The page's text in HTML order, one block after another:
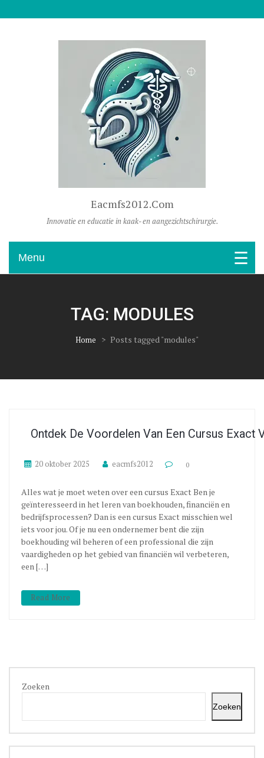
Eacmfs2012.com
Innovatie en educatie in kaak- en aangezichtschirurgie.
Menu
TAG: MODULES
Home > Posts tagged "modules"
Ontdek De Voordelen Van Een Cursus Exact
20 oktober 2025 eacmfs2012 0
Alles wat je moet weten over een cursus Exact Ben je
geïnteresseerd in het leren van boekhouden, financiën en
bedrijfsprocessen? Dan is een cursus Exact misschien wel
iets voor jou. Of je nu een ondernemer bent die zijn
boekhouding wil beheren of een professional die zijn
vaardigheden op het gebied van financiën wil verbeteren,
een […]
Read More
Zoeken
Zoeken